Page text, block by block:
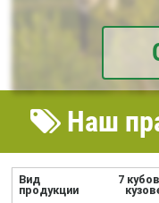
Наш
Вид
продукции
7